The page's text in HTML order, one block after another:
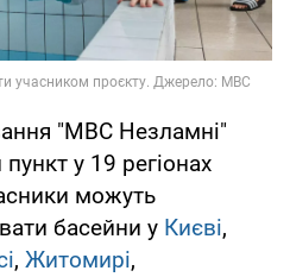
"МВС Незламні"
у 19 регіонах
можуть
басейни у Києві,
, Житомирі,